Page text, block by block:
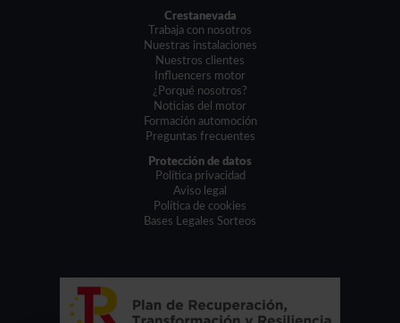
Crestanevada
Trabaja con nosotros
Nuestras instalaciones
Nuestros clientes
Influencers motor
¿Porqué nosotros?
Noticias del motor
Formación automoción
Preguntas frecuentes
Protección de datos
Política privacidad
Aviso legal
Política de cookies
Bases Legales Sorteos